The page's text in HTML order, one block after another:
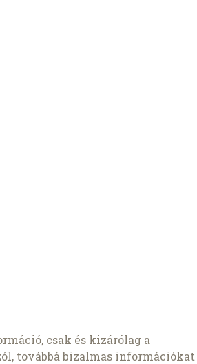
csak és kizárólag a
továbbá bizalmas információkat